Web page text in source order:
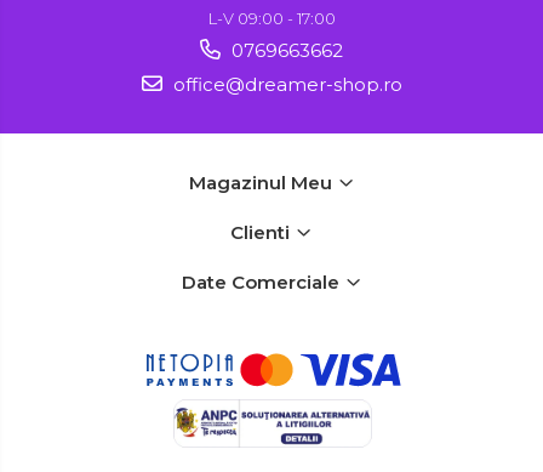
L-V 09:00 - 17:00
0769663662
office@dreamer-shop.ro
Magazinul Meu
Clienti
Date Comerciale